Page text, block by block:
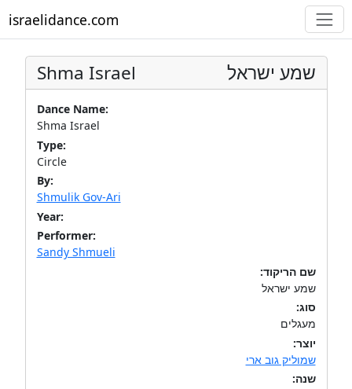
israelidance.com
Shma Israel שמע ישראל
Dance Name:
Shma Israel
Type:
Circle
By:
Shmulik Gov-Ari
Year:
Performer:
Sandy Shmueli
שם הריקוד:
שמע ישראל
סוג:
מעגלים
יוצר:
שמוליק גוב ארי
שנה: